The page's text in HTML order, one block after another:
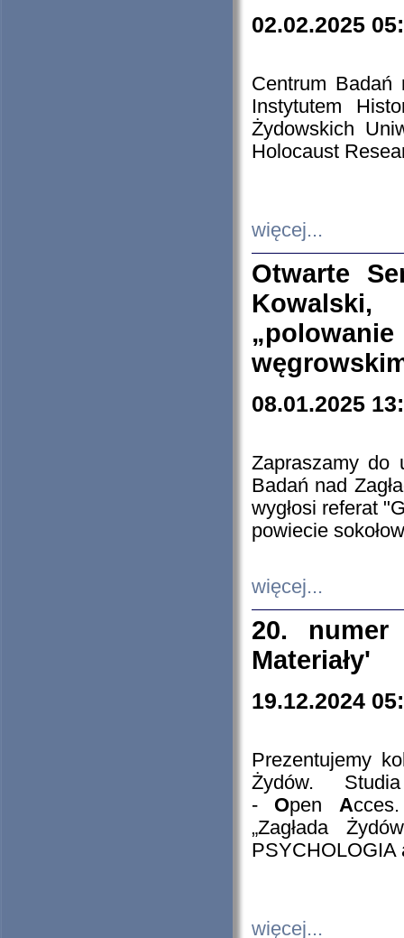
02.02.2025
Centrum Badań
Instytutem
Żydowskich
Holocaust
więcej...
Otwarte
08.01.2025
Zapraszamy do
Badań nad
wygłosi referat
powiecie
więcej...
20. numer
Materiały'
19.12.2024
Prezentujemy
Żydów.
- Open A
„Zagłada
PSYCHOLOGIA
więcej...